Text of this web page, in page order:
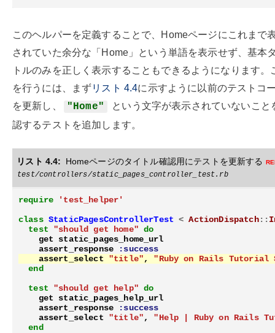
このヘルパーを定義することで、Homeページにこれまで
されていた余分な「Home」という単語を表示せず、基本
トルのみを正しく表示することもできるようになります。
を行うには、まずリスト 4.4に示すように以前のテストコ
を更新し、
"Home"
という文字が表示されていないこと
認するテストを追加します。
リスト 4.4: Homeページのタイトル確認用にテストを更新する
test/controllers/static_pages_controller_test.rb
require
'test_helper'
class StaticPagesControllerTest < ActionDispatch::
test
"should get home" do
get
static_pages_home_url
assert_response
:success
assert_select
"title",
"Ruby on Rails Tutorial
end
test
"should get help" do
get
static_pages_help_url
assert_response
:success
assert_select
"title",
"Help | Ruby on Rails
end